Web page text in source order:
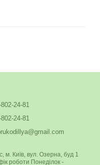
24-81
24-81
м. Київ, вул. Озерна, буд 1
роботи Понеділок -